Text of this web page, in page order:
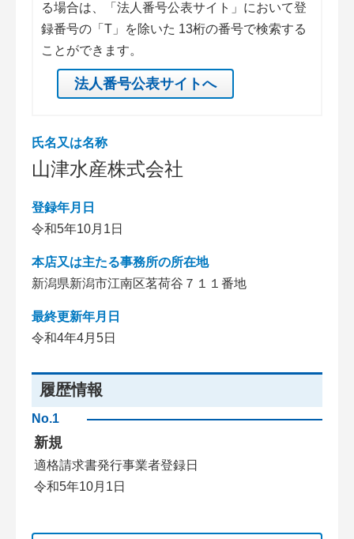
る場合は、「法人番号公表サイト」において登
録番号の「T」を除いた 13桁の番号で検索する
ことができます。
法人番号公表サイトへ
氏名又は名称
山津水産株式会社
登録年月日
令和5年10月1日
本店又は主たる事務所の所在地
新潟県新潟市江南区茗荷谷７１１番地
最終更新年月日
令和4年4月5日
履歴情報
No.1
新規
適格請求書発行事業者登録日
令和5年10月1日